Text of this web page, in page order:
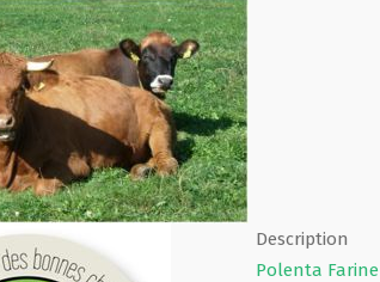
Description
Polenta Farine